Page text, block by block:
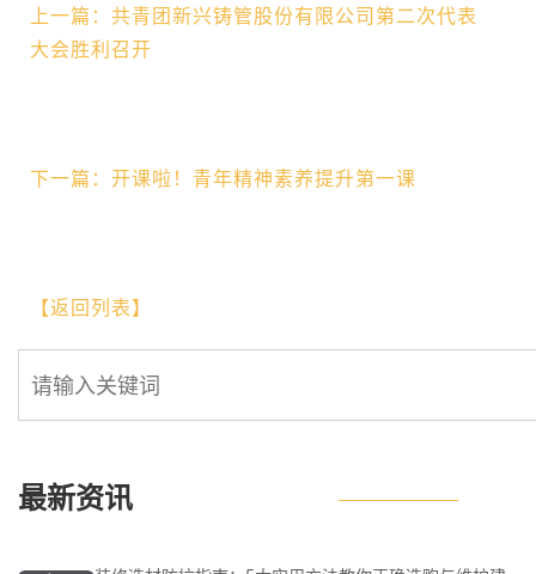
上一篇：共青团新兴铸管股份有限公司第二次代表
大会胜利召开
下一篇：开课啦！青年精神素养提升第一课
【返回列表】
最新资讯